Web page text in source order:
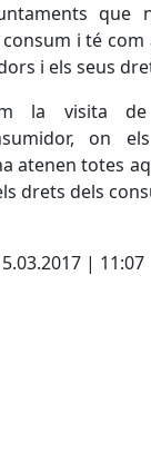
que
i té
i els seus
la visita
on
atenen totes
drets dels
| 11:07